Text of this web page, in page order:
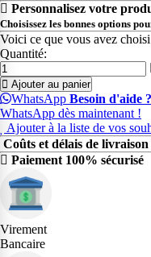
Personnalisez votre
Choisissez les bonnes options
Voici ce que vous avez
Quantité:
Ajouter au panier
WhatsApp Besoin d'aide ?
WhatsApp dès maintenant !
Ajouter à la liste de vos
Coûts et délais de livraison
Paiement 100% sécurisé
Virement
Bancaire